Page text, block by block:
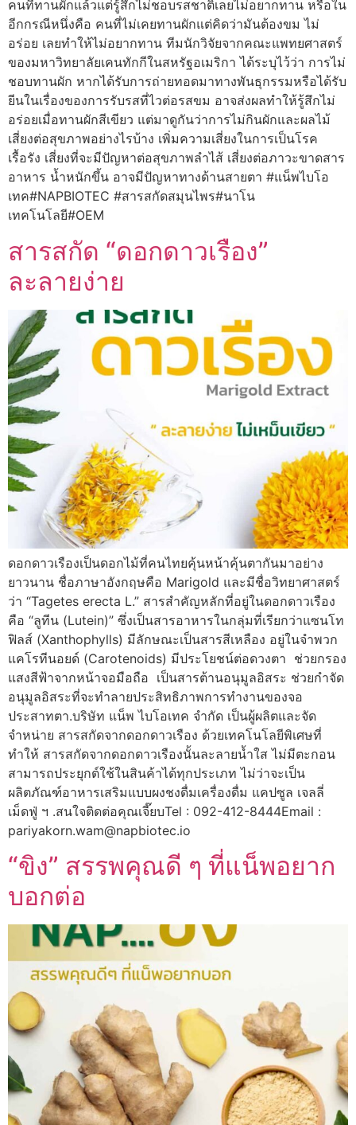
คนที่ทานผักแล้วแต่รู้สึกไม่ชอบรสชาติเลยไม่อยากทาน หรือใน
อีกกรณีหนึ่งคือ คนที่ไม่เคยทานผักแต่คิดว่ามันต้องขม ไม่
อร่อย เลยทำให้ไม่อยากทาน ทีมนักวิจัยจากคณะแพทยศาสตร์
ของมหาวิทยาลัยเคนทักกีในสหรัฐอเมริกา ได้ระบุไว้ว่า การไม่
ชอบทานผัก หากได้รับการถ่ายทอดมาทางพันธุกรรมหรือได้รับ
ยีนในเรื่องของการรับรสที่ไวต่อรสขม อาจส่งผลทำให้รู้สึกไม่
อร่อยเมื่อทานผักสีเขียว แต่มาดูกันว่าการไม่กินผักและผลไม้
เสี่ยงต่อสุขภาพอย่างไรบ้าง เพิ่มความเสี่ยงในการเป็นโรค
เรื้อรัง เสี่ยงที่จะมีปัญหาต่อสุขภาพลำไส้ เสี่ยงต่อภาวะขาดสาร
อาหาร น้ำหนักขึ้น อาจมีปัญหาทางด้านสายตา #แน็พไบโอ
เทค#NAPBIOTEC #สารสกัดสมุนไพร#นาโน
เทคโนโลยี#OEM
สารสกัด “ดอกดาวเรือง”
ละลายง่าย
ดอกดาวเรืองเป็นดอกไม้ที่คนไทยคุ้นหน้าคุ้นตากันมาอย่าง
ยาวนาน ชื่อภาษาอังกฤษคือ Marigold และมีชื่อวิทยาศาสตร์
ว่า “Tagetes erecta L.” สารสำคัญหลักที่อยู่ในดอกดาวเรือง
คือ “ลูทีน (Lutein)” ซึ่งเป็นสารอาหารในกลุ่มที่เรียกว่าแซนโท
ฟิลส์ (Xanthophylls) มีลักษณะเป็นสารสีเหลือง อยู่ในจำพวก
แคโรทีนอยด์ (Carotenoids) มีประโยชน์ต่อดวงตา ช่วยกรอง
แสงสีฟ้าจากหน้าจอมือถือ เป็นสารต้านอนุมูลอิสระ ช่วยกำจัด
อนุมูลอิสระที่จะทำลายประสิทธิภาพการทำงานของจอ
ประสาทตา.บริษัท แน็พ ไบโอเทค จำกัด เป็นผู้ผลิตและจัด
จำหน่าย สารสกัดจากดอกดาวเรือง ด้วยเทคโนโลยีพิเศษที่
ทำให้ สารสกัดจากดอกดาวเรืองนั้นละลายน้ำใส ไม่มีตะกอน
สามารถประยุกต์ใช้ในสินค้าได้ทุกประเภท ไม่ว่าจะเป็น
ผลิตภัณฑ์อาหารเสริมแบบผงชงดื่มเครื่องดื่ม แคปซูล เจลลี่
เม็ดฟู่ ฯ .สนใจติดต่อคุณเจี๊ยบTel : 092-412-8444Email :
pariyakorn.wam@napbiotec.io
“ขิง” สรรพคุณดี ๆ ที่แน็พอยาก
บอกต่อ